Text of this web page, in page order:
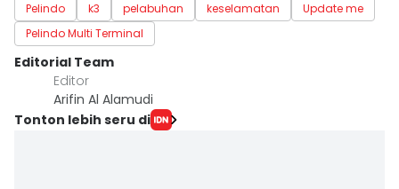
Pelindo k3 pelabuhan keselamatan
Update me
Pelindo Multi Terminal
Editorial Team
Editor
Arifin Al Alamudi
Tonton lebih seru di